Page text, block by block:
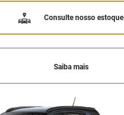
Consulte nosso estoque
Saiba mais